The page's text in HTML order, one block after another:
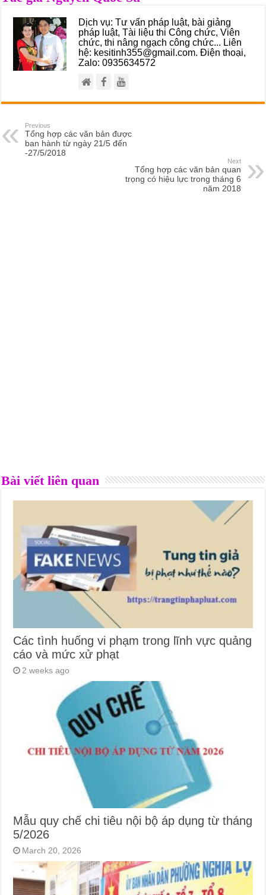
Dịch vụ: Tư vấn pháp luật, bài giảng
pháp luật, Tài liệu thi Công chức, Viên
chức, thi nâng ngạch công chức... Liên
hệ: kesitinh355@gmail.com. Điện thoại,
Zalo: 0935634572
Previous
Tổng hợp các văn bản được
ban hành từ ngày 21/5 đến
-27/5/2018
Next
Tổng hợp các văn bản quan
trọng có hiệu lực trong tháng 6
năm 2018
Bài viết liên quan
Các tình huống vi phạm trong lĩnh vực quảng
cáo và mức xử phạt
2 weeks ago
Mẫu quy chế chi tiêu nội bộ áp dụng từ tháng
5/2026
March 20, 2026